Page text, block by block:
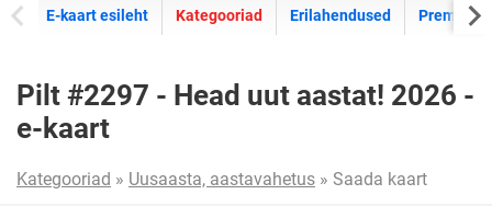
E-kaart esileht E-kaartide
Kategooriad Erilahendused Premium
Pilt #2297 - Head uut aastat! 2026 -
e-kaart
Kategooriad » Uusaasta, aastavahetus » Saada kaart